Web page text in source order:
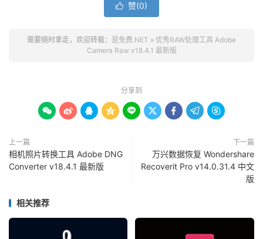
 赞(0)
需要随时拿走，欢迎转载： 是免费.NET » 优秀RAW处理工具 Adobe
Camera Raw v18.4.1 最新版
分享到
        
上一篇
相机照片转换工具 Adobe DNG
Converter v18.4.1 最新版
下一篇
万兴数据恢复 Wondershare
Recoverit Pro v14.0.31.4 中文
版
相关推荐